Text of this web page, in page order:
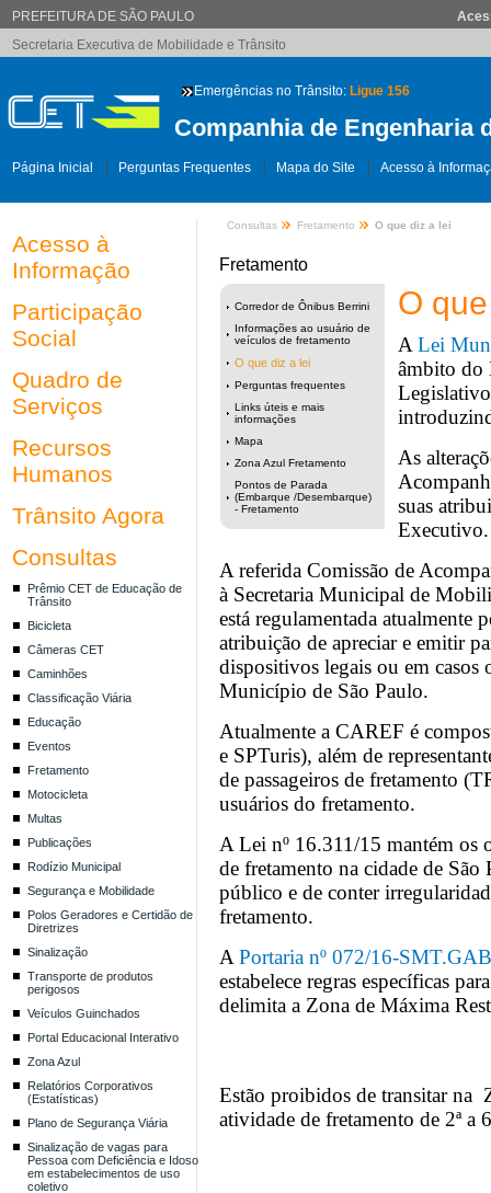
PREFEITURA DE SÃO PAULO
Secretaria Executiva de Mobilidade e Trânsito
Emergências no Trânsito: Ligue 156
Companhia de Engenharia
Página Inicial Perguntas Frequentes Mapa do Site Acesso à
Acesso à
Informação
Participação
Social
Quadro de
Serviços
Recursos
Humanos
Trânsito Agora
Consultas
Prêmio CET de Educação de
Trânsito
Bicicleta
Câmeras CET
Caminhões
Classificação Viária
Educação
Eventos
Fretamento
Motocicleta
Multas
Publicações
Rodízio Municipal
Segurança e Mobilidade
Polos Geradores e Certidão de
Diretrizes
Sinalização
Transporte de produtos
perigosos
Veículos Guinchados
Portal Educacional Interativo
Zona Azul
Relatórios Corporativos
(Estatísticas)
Plano de Segurança Viária
Sinalização de vagas para
Pessoa com Deficiência e Idoso
em estabelecimentos de uso
coletivo
Consultas Fretamento O que diz a lei
Fretamento
Corredor de Ônibus Berrini
Informações ao usuário de
veículos de fretamento
O que diz a lei
Perguntas frequentes
Links úteis e mais
informações
Mapa
Zona Azul Fretamento
Pontos de Parada
(Embarque /Desembarque)
- Fretamento
O
ALei
âmbito do
As
suas
Executivo.
A referida Comissão de
à Secretaria Municipal de
está regulamentada atualmente
atribuição de apreciar e emitir
dispositivos legais ou em casos
Município de São Paulo.
Atualmente a CAREF é
e SPTuris), além de
de passageiros de fretamento
usuários do fretamento.
A Lei nº 16.311/15 mantém os
de fretamento na cidade de
público e de conter
fretamento.
APortaria nº 072/16-
estabelece regras específicas
delimita a Zona de Máxima
Estão proibidos de transitar na
atividade de fretamento de 2ª a